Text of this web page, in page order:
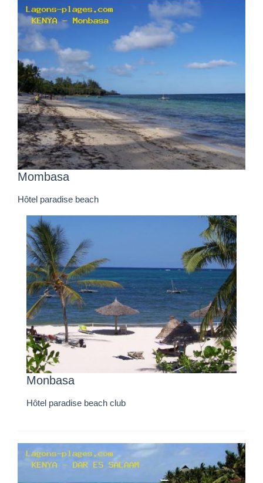
Mombasa
Hôtel paradise beach
Monbasa
Hôtel paradise beach club